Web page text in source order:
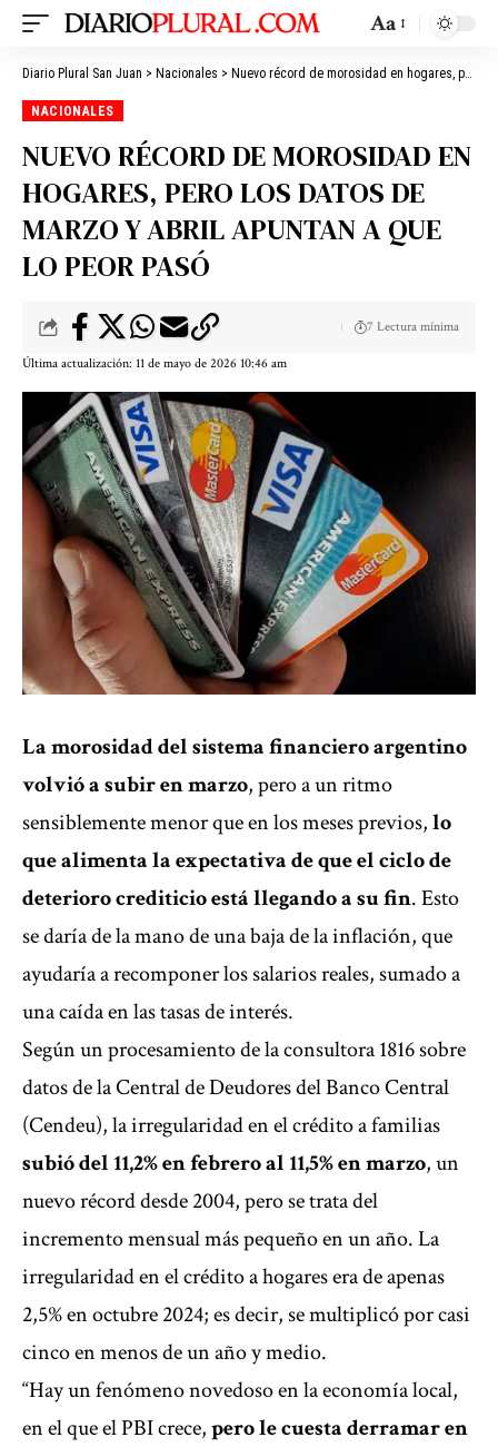
Aa
Diario Plural San Juan > Nacionales > Nuevo récord de morosidad en hogares, pero los datos de marzo y abril apuntan a que lo peor pasó
NACIONALES
NUEVO RÉCORD DE MOROSIDAD EN
HOGARES, PERO LOS DATOS DE
MARZO Y ABRIL APUNTAN A QUE
LO PEOR PASÓ
Última actualización: 11 de mayo de 2026 10:46 am
7 Lectura mínima
La morosidad del sistema financiero argentino
volvió a subir en marzo, pero a un ritmo
sensiblemente menor que en los meses previos,lo
que alimenta la expectativa de que el ciclo de
deterioro crediticio está llegando a su fin. Esto
se daría de la mano de una baja de la inflación, que
ayudaría a recomponer los salarios reales, sumado a
una caída en las tasas de interés.
Según un procesamiento de la consultora 1816 sobre
datos de la Central de Deudores del Banco Central
(Cendeu), la irregularidad en el crédito a familias
subió del 11,2% en febrero al 11,5% en marzo, un
nuevo récord desde 2004, pero se trata del
incremento mensual más pequeño en un año. La
irregularidad en el crédito a hogares era de apenas
2,5% en octubre 2024; es decir, se multiplicó por casi
cinco en menos de un año y medio.
“Hay un fenómeno novedoso en la economía local,
en el que el PBI crece,pero le cuesta derramar en